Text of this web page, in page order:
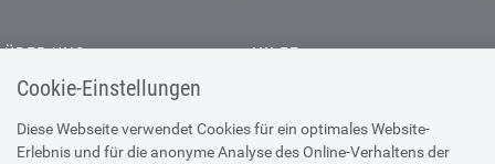
Cookie-Einstellungen
Diese Webseite verwendet Cookies für ein optimales Website-
Erlebnis und für die anonyme Analyse des Online-Verhaltens der
ÜBER UNS
Kontakt
Offene Stellen
Presse
HILFE
Browser-Info & Sicherheit
Hilfe zur Suche